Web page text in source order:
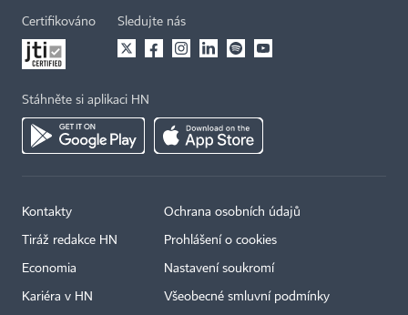
Certifikováno Sledujte nás
Stáhněte si aplikaci HN
Kontakty
Tiráž redakce HN
Economia
Kariéra v HN
Ochrana osobních údajů
Prohlášení o cookies
Nastavení soukromí
Všeobecné smluvní podmínky